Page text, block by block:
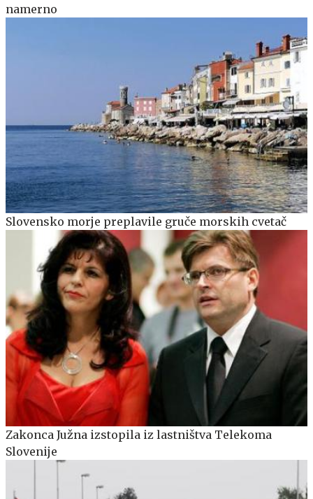
namerno
Slovensko morje preplavile gruče morskih cvetač
Zakonca Južna izstopila iz lastništva Telekoma
Slovenije